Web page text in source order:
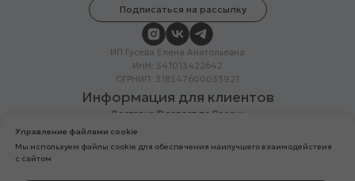
Подписаться на рассылку
ИП Гусева Елена Анатольевна
ИНН: 541013422642
ОГРНИП: 318547600033921
Информация для клиентов
Доставка/Возврат по России
Скидка в день рождения
Вакансии
Управление файлами cookie
Мы используем файлы cookie для обеспечения наилучшего взаимодействия
с сайтом